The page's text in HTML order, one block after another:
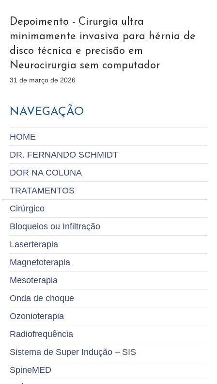
Depoimento - Cirurgia ultra
minimamente invasiva para hérnia de
disco técnica e precisão em
Neurocirurgia sem computador
31 de março de 2026
NAVEGAÇÃO
HOME
DR. FERNANDO SCHMIDT
DOR NA COLUNA
TRATAMENTOS
Cirúrgico
Bloqueios ou Infiltração
Laserterapia
Magnetoterapia
Mesoterapia
Onda de choque
Ozonioterapia
Radiofrequência
Sistema de Super Indução – SIS
SpineMED